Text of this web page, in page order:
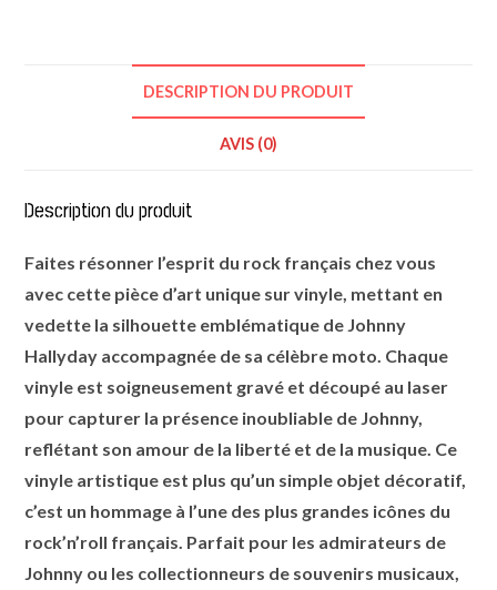
DESCRIPTION DU PRODUIT
AVIS (0)
Description du produit
Faites résonner l’esprit du rock français chez vous
avec cette pièce d’art unique sur vinyle, mettant en
vedette la silhouette emblématique de Johnny
Hallyday accompagnée de sa célèbre moto. Chaque
vinyle est soigneusement gravé et découpé au laser
pour capturer la présence inoubliable de Johnny,
reflétant son amour de la liberté et de la musique. Ce
vinyle artistique est plus qu’un simple objet décoratif,
c’est un hommage à l’une des plus grandes icônes du
rock’n’roll français. Parfait pour les admirateurs de
Johnny ou les collectionneurs de souvenirs musicaux,